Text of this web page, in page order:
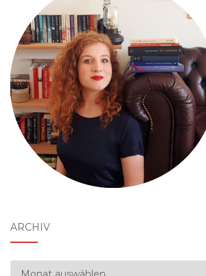
ARCHIV
Archiv